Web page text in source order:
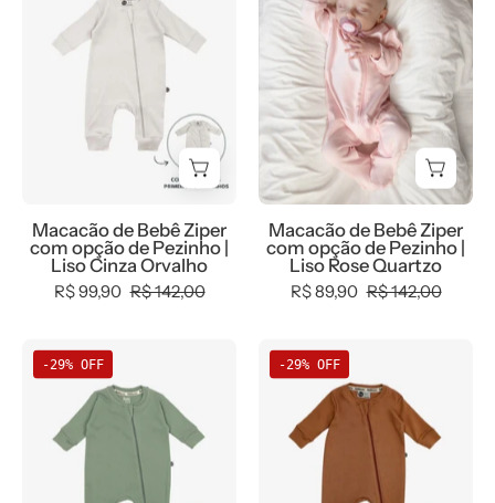
Bebê
Ziper
com
opção
de
Pezinho
Cinza
Orvalho
Macacão de Bebê Ziper
com opção de Pezinho |
Liso Cinza Orvalho
R$ 99,90 R$ 142,00
Bebê
Ziper
com
opção
de
Pezinho
|
Liso
Rose
Quartzo
Macacão de Bebê Ziper
com opção de Pezinho |
Liso Rose Quartzo
R$ 89,90 R$ 142,00
Bebê
Ziper
com
opção
-29% OFF
de
Bebê
Ziper
com
opção
-29% OFF